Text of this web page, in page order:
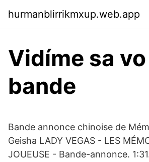
hurmanblirrikmxup.web.app
Vidíme sa
bande
Bande annonce chinoise de
Geisha LADY VEGAS - LES
JOUEUSE - Bande-annonce.